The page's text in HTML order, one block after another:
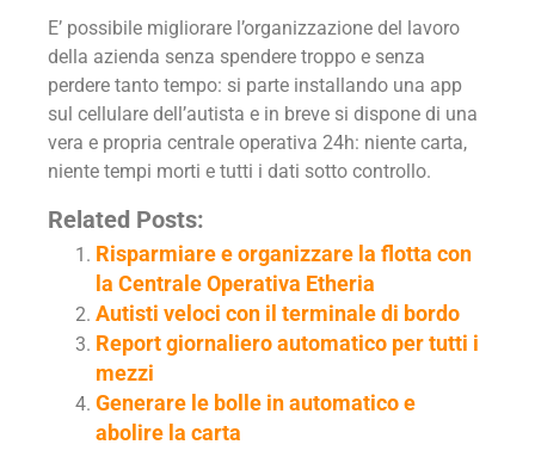
E’ possibile migliorare l’organizzazione del lavoro
della azienda senza spendere troppo e senza
perdere tanto tempo: si parte installando una app
sul cellulare dell’autista e in breve si dispone di una
vera e propria centrale operativa 24h: niente carta,
niente tempi morti e tutti i dati sotto controllo.
Related Posts:
Risparmiare e organizzare la flotta con
la Centrale Operativa Etheria
Autisti veloci con il terminale di bordo
Report giornaliero automatico per tutti i
mezzi
Generare le bolle in automatico e
abolire la carta